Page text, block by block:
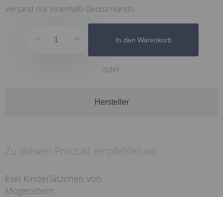
Versand nur innerhalb Deutschlands.
In den Warenkorb
oder
Hersteller
Zu diesem Produkt empfehlen wir
Esel Kinderlätzchen von
Mogenstern